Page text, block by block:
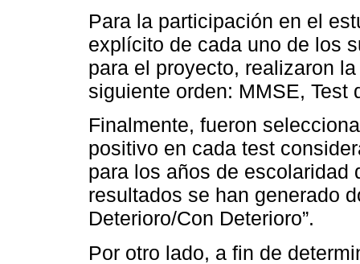
Para la participación en el
explícito de cada uno de los
para el proyecto, realizaron
siguiente orden: MMSE, Test
Finalmente, fueron
positivo en cada test
para los años de escolaridad
resultados se han generado
Deterioro/Con Deterioro”.
Por otro lado, a fin de